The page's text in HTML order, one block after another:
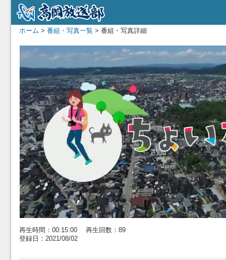
ホーム > 番組・写真一覧 > 番組・写真詳細
再生時間：00:15:00 再生回数：89
登録日：2021/08/02